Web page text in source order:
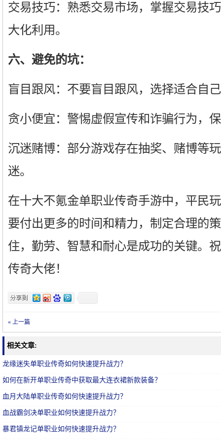
交易技巧：熟悉交易市场，掌握交易技
大化利用。
六、避免的坑：
盲目跟风：不要盲目跟风，选择适合自
贪小便宜：警惕虚假宣传和诈骗行为，
沉迷赌博：部分游戏存在抽奖、赌博等
迷。
在十大不氪金单职业传奇手游中，平民
要付出更多的时间和精力，制定合理的
住，勤劳、智慧和耐心是成功的关键。
传奇大佬！
« 上一篇
相关文章:
龙缘迷失单职业传奇如何快速提升战力？
如何在新开单职业传奇中获取最大连衣裙新款装备？
血月大陆单职业传奇如何快速提升战力？
血战霸剑决单职业如何快速提升战力？
暴君镇龙记单职业如何快速提升战力？